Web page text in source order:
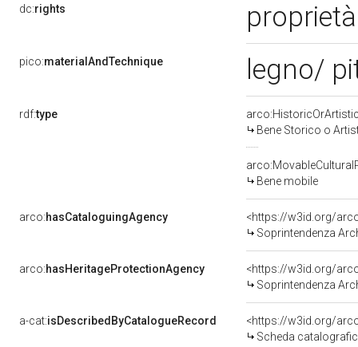
dc:rights
pico:materialAndTechnique legno/
rdf:type
Bene Storico o
Bene mobile
arco:hasCataloguingAgency
<https://w3id.org/
Soprintendenza
arco:hasHeritageProtectionAgency
<https://w3id.org/
Soprintendenza
a-cat:isDescribedByCatalogueRecord
<https://w3id.org/
Scheda